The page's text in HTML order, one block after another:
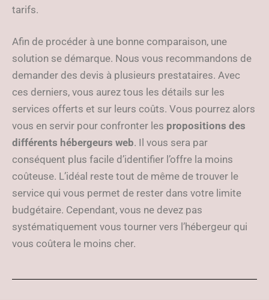
tarifs.
Afin de procéder à une bonne comparaison, une
solution se démarque. Nous vous recommandons de
demander des devis à plusieurs prestataires. Avec
ces derniers, vous aurez tous les détails sur les
services offerts et sur leurs coûts. Vous pourrez alors
vous en servir pour confronter les propositions des
différents hébergeurs web. Il vous sera par
conséquent plus facile d’identifier l’offre la moins
coûteuse. L’idéal reste tout de même de trouver le
service qui vous permet de rester dans votre limite
budgétaire. Cependant, vous ne devez pas
systématiquement vous tourner vers l’hébergeur qui
vous coûtera le moins cher.